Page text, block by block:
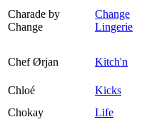
Charade by
Change
Change
Lingerie
Chef Ørjan Kitch'n
Chloé
Kicks
Chokay
Life